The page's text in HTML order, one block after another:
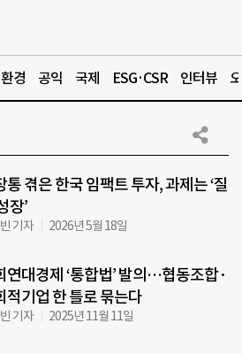
환경 공익 국제 ESG·CSR 인터뷰
통 겪은 한국 임팩트 투자, 과제는 ‘질
장’
기자 2026년 5월 18일
연대경제 ‘통합법’ 발의…협동조합·
적기업 한 틀로 묶는다
기자 2025년 11월 11일